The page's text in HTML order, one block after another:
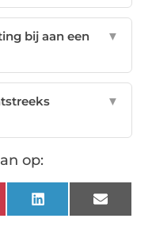
bij aan een
▼
▼
op:
LinkedIn Email